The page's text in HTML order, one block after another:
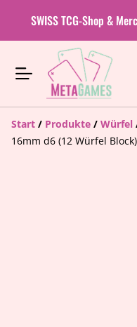
SWISS TCG-Shop &
Start / Produkte / Würfel
16mm d6 (12 Würfel Block)